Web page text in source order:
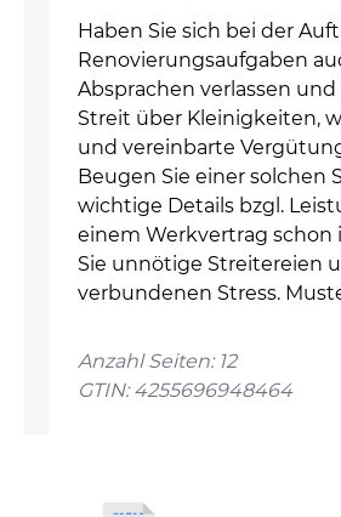
Haben Sie sich bei der
Renovierungsaufgaben
Absprachen verlassen
Streit über Kleinigkeiten,
und vereinbarte
Beugen Sie einer solchen
wichtige Details bzgl.
einem Werkvertrag schon
Sie unnötige Streitereien
verbundenen Stress.
Anzahl Seiten: 12
GTIN: 4255696948464